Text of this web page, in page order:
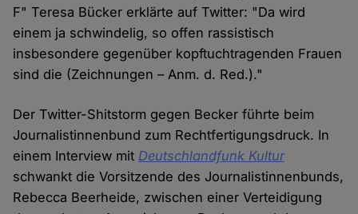
F" Teresa Bücker erklärte auf Twitter: "Da wird
einem ja schwindelig, so offen rassistisch
insbesondere gegenüber kopftuchtragenden Frauen
sind die (Zeichnungen – Anm. d. Red.)."
Der Twitter-Shitstorm gegen Becker führte beim
Journalistinnenbund zum Rechtfertigungsdruck. In
einem Interview mit Deutschlandfunk Kultur
schwankt die Vorsitzende des Journalistinnenbunds,
Rebecca Beerheide, zwischen einer Verteidigung